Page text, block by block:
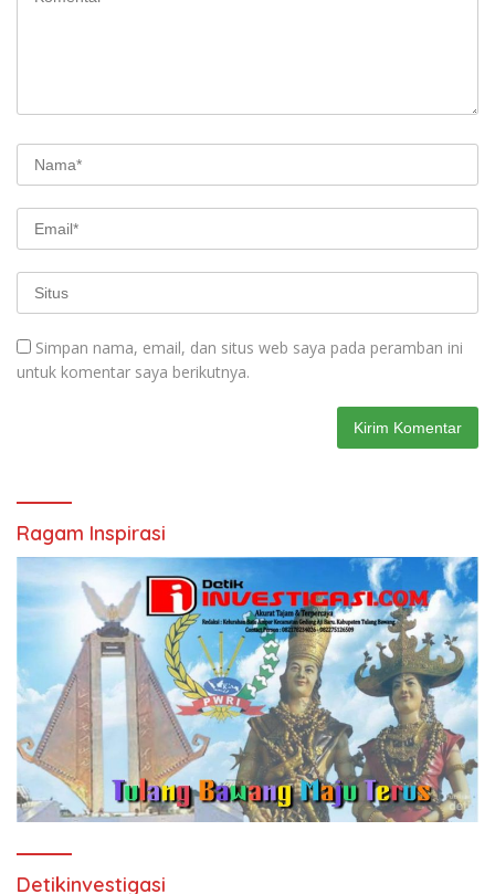
Simpan nama, email, dan situs web saya pada peramban ini
untuk komentar saya berikutnya.
Ragam Inspirasi
Detikinvestigasi